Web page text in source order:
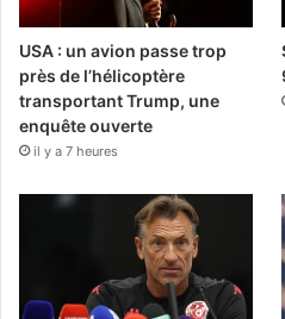
USA : un avion passe trop
près de l’hélicoptère
transportant Trump, une
enquête ouverte
il y a 7 heures